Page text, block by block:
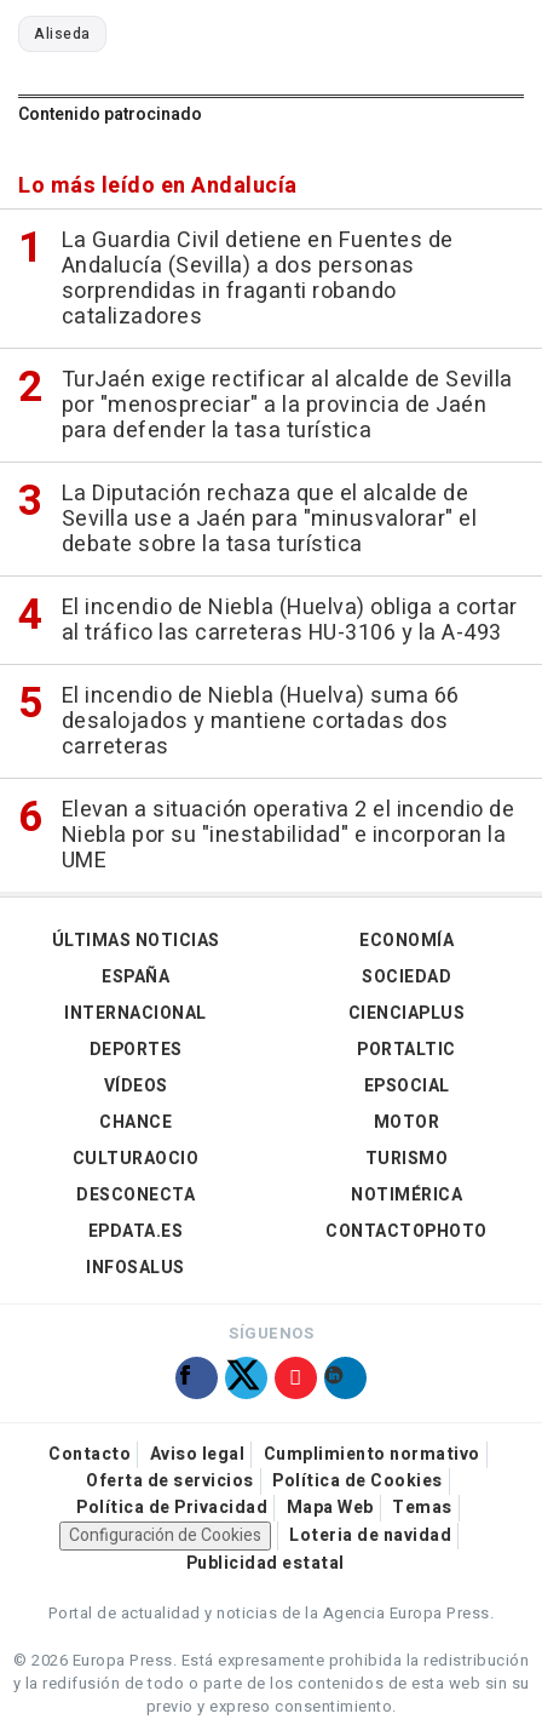
Aliseda
Contenido patrocinado
Lo más leído en Andalucía
La Guardia Civil detiene en Fuentes de
Andalucía (Sevilla) a dos personas
sorprendidas in fraganti robando
catalizadores
TurJaén exige rectificar al alcalde de Sevilla
por "menospreciar" a la provincia de Jaén
para defender la tasa turística
La Diputación rechaza que el alcalde de
Sevilla use a Jaén para "minusvalorar" el
debate sobre la tasa turística
El incendio de Niebla (Huelva) obliga a cortar
al tráfico las carreteras HU-3106 y la A-493
El incendio de Niebla (Huelva) suma 66
desalojados y mantiene cortadas dos
carreteras
Elevan a situación operativa 2 el incendio de
Niebla por su "inestabilidad" e incorporan la
UME
ÚLTIMAS NOTICIAS
ESPAÑA
INTERNACIONAL
DEPORTES
VÍDEOS
ECONOMÍA
SOCIEDAD
CIENCIAPLUS
PORTALTIC
EPSOCIAL
CHANCE
CULTURAOCIO
DESCONECTA
EPDATA.ES
INFOSALUS
MOTOR
TURISMO
NOTIMÉRICA
CONTACTOPHOTO
SÍGUENOS
Contacto Aviso legal
Cumplimiento normativo
Oferta de servicios
Política de Cookies
Política de Privacidad
Mapa Web
Temas
Configuración de Cookies
Loteria de navidad
Publicidad estatal
Portal de actualidad y noticias de la Agencia Europa Press.
© 2026 Europa Press. Está expresamente prohibida la redistribución
y la redifusión de todo o parte de los contenidos de esta web sin su
previo y expreso consentimiento.